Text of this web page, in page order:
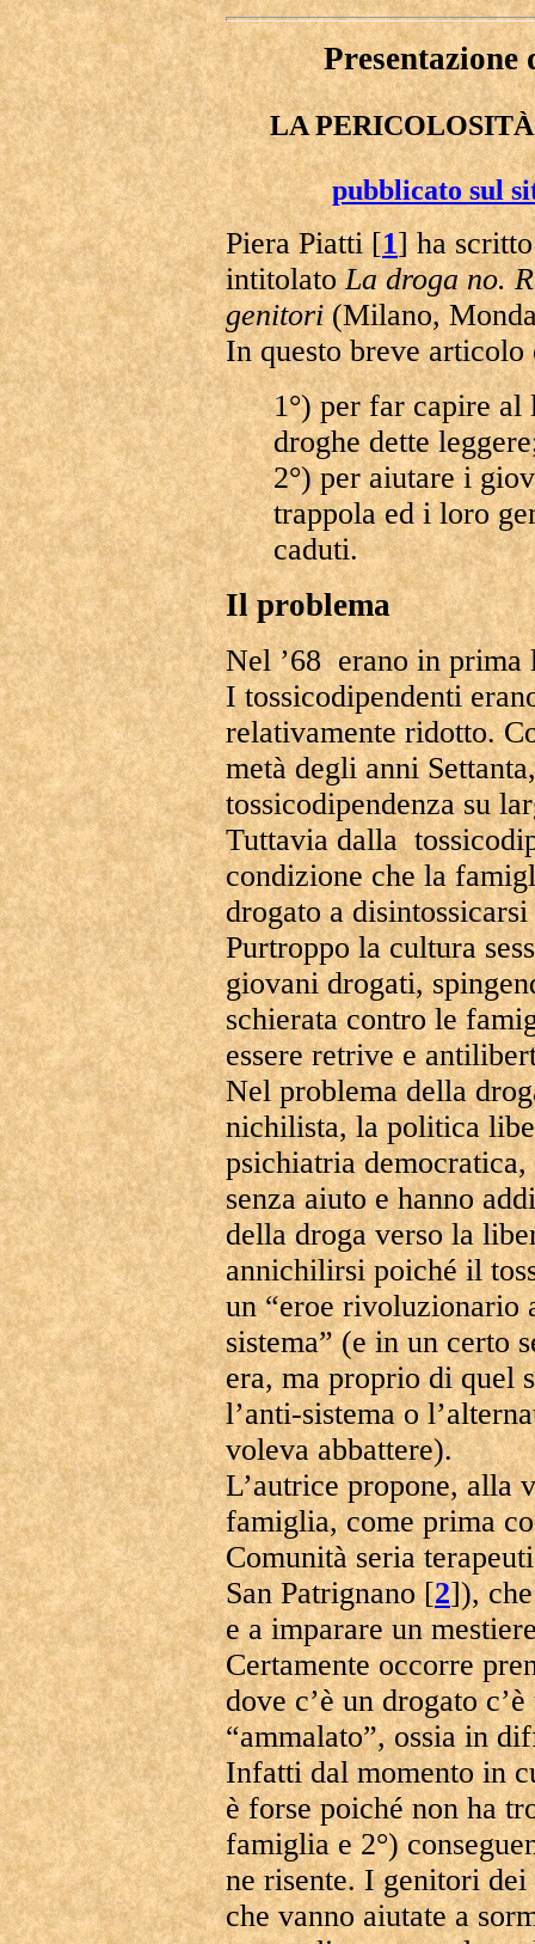
LA
pubblicato sul
Piera Piatti [1] ha
intitolatoLa droga no.
genitori(Milano,
In questo breve
1°) per far capire
droghe dette
2°) per aiutare i
trappola ed i loro
caduti.
Il problema
Nel ’68 erano in prima
I tossicodipendenti
relativamente ridotto.
metà degli anni
tossicodipendenza su
Tuttavia dalla
condizione che la
drogato a
Purtroppo la cultura
giovani drogati,
schierata contro le
essere retrive e
Nel problema della
nichilista, la politica
psichiatria
senza aiuto e hanno
della droga verso la
annichilirsi poiché il
un “eroe rivoluzionario
sistema” (e in un certo
era, ma proprio di quel
l’anti-sistema o
voleva abbattere).
L’autrice propone, alla
famiglia, come prima
Comunità seria
San Patrignano [2]),
e a imparare un
Certamente occorre
dove c’è un drogato
“ammalato”, ossia in
Infatti dal momento in
è forse poiché non ha
famiglia e 2°)
ne risente. I genitori
che vanno aiutate a